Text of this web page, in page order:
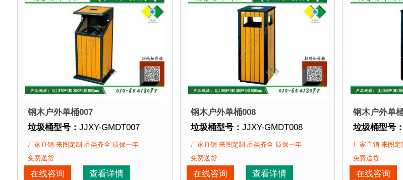
钢木户外单桶007
垃圾桶型号： JJXY-GMDT007
垃圾桶规格：长370mm 宽350mm 高850mm
垃圾桶材质：
垃圾桶周期：
3-7天 厂家直销 来图定制
厂家直销 来图定制 品类齐全 质保一年
免费送货
在线咨询 查看详情
钢木户外单桶008
垃圾桶型号： JJXY-GMDT008
垃圾桶规格：长350mm 宽350mm 高800mm
垃圾桶材质：
垃圾桶周期：
3-7天 厂家直销 来图定制
厂家直销 来图定制 品类齐全 质保一年
免费送货
在线咨询 查看详情
钢木户外单
垃圾桶型号
垃圾桶规格
垃圾桶材质：
垃圾桶周期：
厂家直销 来图
免费送货
在线咨询